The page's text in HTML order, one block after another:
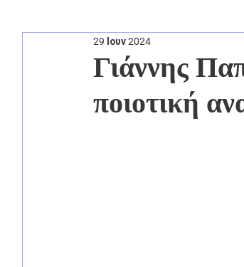
Γιάννης
ποιοτική
29 Ιουν 2024